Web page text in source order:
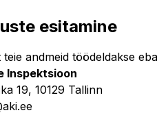
esitamine
teie andmeid töödeldakse
Inspektsioon
19, 10129 Tallinn